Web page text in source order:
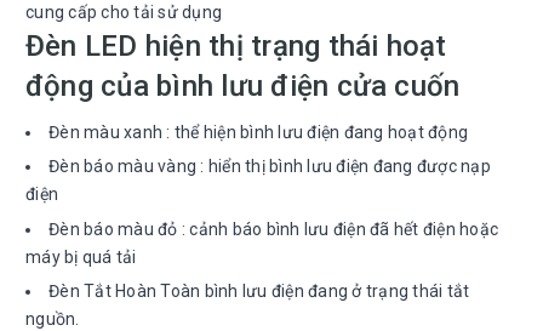
cung cấp cho tải sử dụng
Đèn LED hiện thị trạng thái hoạt
động của bình lưu điện cửa cuốn
Đèn màu xanh : thể hiện bình lưu điện đang hoạt động
Đèn báo màu vàng : hiển thị bình lưu điện đang được nạp
điện
Đèn báo màu đỏ : cảnh báo bình lưu điện đã hết điện hoặc
máy bị quá tải
Đèn Tắt Hoàn Toàn bình lưu điện đang ở trạng thái tắt
nguồn.